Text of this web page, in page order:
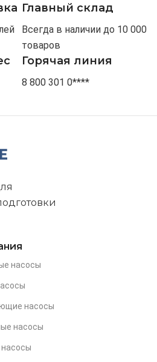
Главный склад
Всегда в наличии до 10 000
товаров
Горячая линия
8 800 301 0****
насосы
насосы
насосы